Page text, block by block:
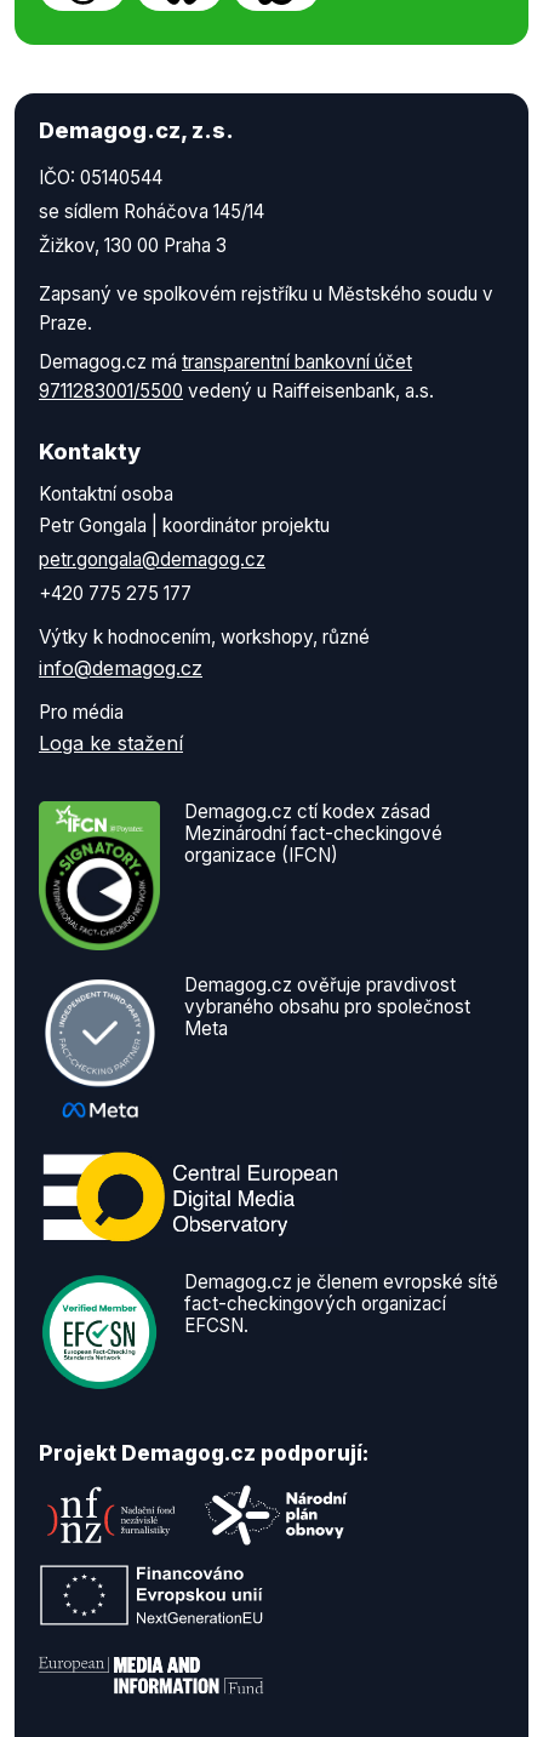
Demagog.cz, z.s.
IČO: 05140544
se sídlem Roháčova 145/14
Žižkov, 130 00 Praha 3
Zapsaný ve spolkovém rejstříku u Městského soudu v
Praze.
Demagog.cz má transparentní bankovní účet
9711283001/5500 vedený u Raiffeisenbank, a.s.
Kontakty
Kontaktní osoba
Petr Gongala | koordinátor projektu
petr.gongala@demagog.cz
+420 775 275 177
Výtky k hodnocením, workshopy, různé
info@demagog.cz
Pro média
Loga ke stažení
Demagog.cz ctí kodex zásad
Mezinárodní fact-checkingové
organizace (IFCN)
Demagog.cz ověřuje pravdivost
vybraného obsahu pro společnost
Meta
Demagog.cz je členem evropské sítě
fact-checkingových organizací
EFCSN.
Projekt Demagog.cz podporují: